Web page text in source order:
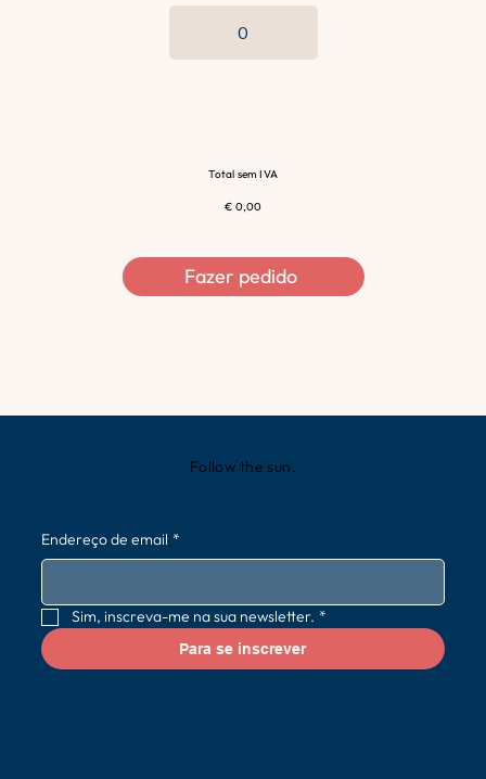
Total sem IVA
€ 0,00
Fazer pedido
Follow the sun.
Endereço de email *
Sim, inscreva-me na sua newsletter. *
Para se inscrever